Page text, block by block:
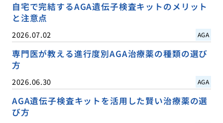
自宅で完結するAGA遺伝子検査キットのメリット
と注意点
2026.07.02 AGA
専門医が教える進行度別AGA治療薬の種類の選び
方
2026.06.30 AGA
AGA遺伝子検査キットを活用した賢い治療薬の選
び方